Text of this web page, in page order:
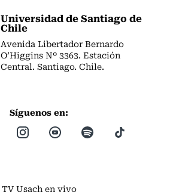
Universidad de Santiago de
Chile
Avenida Libertador Bernardo
O’Higgins Nº 3363. Estación
Central. Santiago. Chile.
Síguenos en:
TV Usach en vivo